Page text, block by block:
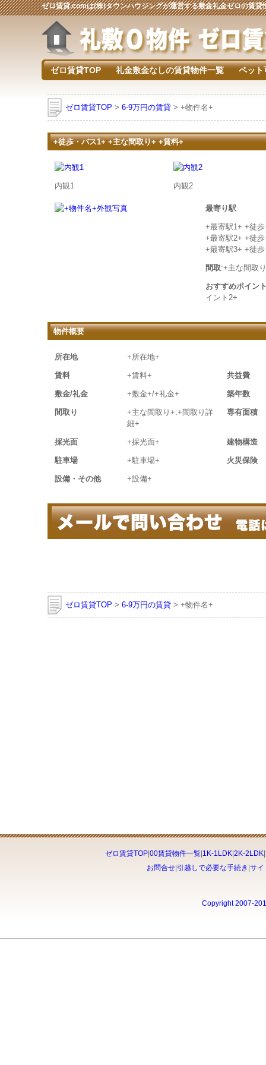
ゼロ賃貸.comは(株)タウンハウジングが運営する敷金礼金ゼロの賃貸
ゼロ賃貸TOP 礼金敷金なしの賃貸物件一覧 ペット
ゼロ賃貸TOP > 6-9万円の賃貸 > +物件名+
+徒歩・バス1+ +主な間取り+ +賃料+
内観1 内観2
最寄り駅
+最寄駅1+ +徒
+最寄駅2+ +徒
+最寄駅3+ +徒
間取:+主な間取
おすすめポイン
イント2+
物件概要
所在地 +所在地+
賃料 +賃料+ 共益費
敷金/礼金 +敷金+/+礼金+ 築年数
間取り
+主な間取り+:+間取り詳
細+
専有面積
採光面 +採光面+ 建物構造
駐車場 +駐車場+ 火災保険
設備・その他 +設備+
ゼロ賃貸TOP > 6-9万円の賃貸 > +物件名+
ゼロ賃貸TOP| 00賃貸物件一覧| 1K-1LDK| 2K-2LDK|
お問合せ 引越しで必要な手続き サイ
Copyright 2007-